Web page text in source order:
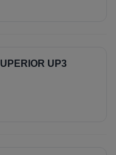
UP3